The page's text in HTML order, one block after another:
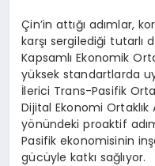
Çin’in attığı adımlar,
karşı sergilediği tutarlı
Kapsamlı Ekonomik
yüksek standartlarda
İlerici Trans-Pasifik
Dijital Ekonomi Ortaklık
yönündeki proaktif
Pasifik ekonomisinin
gücüyle katkı sağlıyor.